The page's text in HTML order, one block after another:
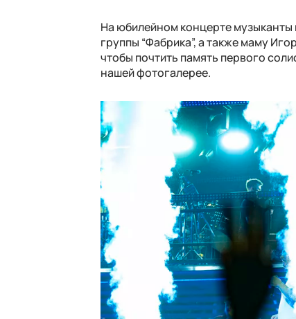
На юбилейном концерте музыканты
группы “Фабрика”, а также маму
чтобы почтить память первого
нашей фотогалерее.